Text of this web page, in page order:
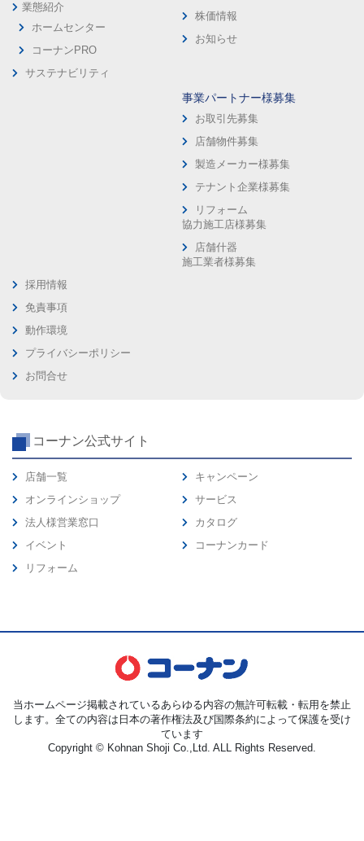
業態紹介
ホームセンター
コーナンPRO
サステナビリティ
株価情報
お知らせ
事業パートナー様募集
お取引先募集
店舗物件募集
製造メーカー様募集
テナント企業様募集
リフォーム
協力施工店様募集
店舗什器
施工業者様募集
採用情報
免責事項
動作環境
プライバシーポリシー
お問合せ
コーナン公式サイト
店舗一覧
オンラインショップ
法人様営業窓口
イベント
リフォーム
キャンペーン
サービス
カタログ
コーナンカード
当ホームページ掲載されているあらゆる内容の無許可転載・転用を禁止
します。全ての内容は日本の著作権法及び国際条約によって保護を受け
ています
Copyright © Kohnan Shoji Co.,Ltd. ALL Rights Reserved.